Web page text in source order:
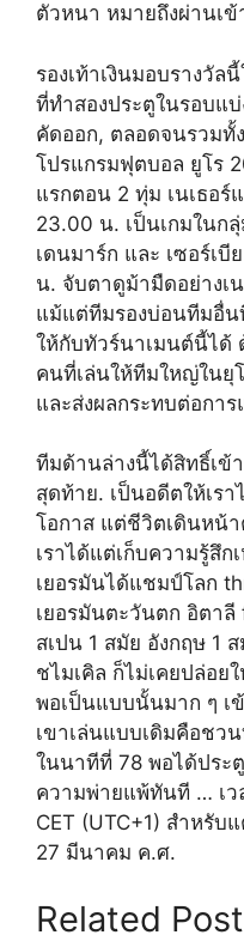
ตัวหนา หมายถึงผ่านเข้
รองเท้าเงินมอบรางวัล
ที่ทำสองประตูในรอบแ
คัดออก, ตลอดจนรวมทั้
โปรแกรมฟุตบอล ยูโร
แรกตอน 2 ทุ่ม เนเธอ
23.00 น. เป็นเกมในก
เดนมาร์ก และ เซอร์เ
น. จับตาดูม้ามืดอย่างเ
แม้แต่ทีมรองบ่อนทีมอื่น
ให้กับทัวร์นาเมนต์นี้ได้
คนที่เล่นให้ทีมใหญ่ในยุ
และส่งผลกระทบต่อกา
ทีมด้านล่างนี้ได้สิทธิ์เข้
สุดท้าย. เป็นอดีตให้เร
โอกาส แต่ชีวิตเดินหน้
เราได้แต่เก็บความรู้สึ
เยอรมันได้แชมป์โลก
เยอรมันตะวันตก อิตาลี
สเปน 1 สมัย อังกฤษ 1
ชไมเคิล ก็ไม่เคยปล่อย
พอเป็นแบบนั้นมาก ๆ เ
เขาเล่นแบบเดิมคือชว
ในนาทีที่ 78 พอได้ประ
ความพ่ายแพ้ทันที … เว
CET (UTC+1) สำหรับ
27 มีนาคม ค.ศ.
Related